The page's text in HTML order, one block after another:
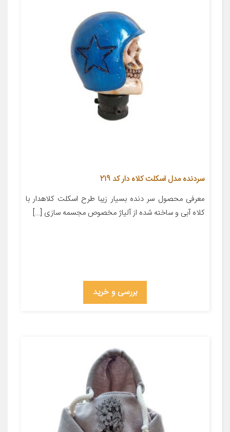
سردنده مدل اسکلت کلاه دار کد 219
معرفی محصول سر دنده بسیار زیبا طرح اسکلت کلاهدار با
کلاه آبی و ساخته شده از آلیاژ مخصوص مجسمه سازی […]
بررسی و خرید